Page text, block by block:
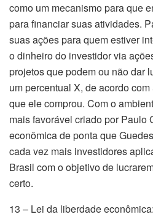
como um mecanismo para que
para financiar suas atividades.
suas ações para quem estiver
o dinheiro do investidor via
projetos que podem ou não dar
um percentual X, de acordo
que ele comprou. Com o
mais favorável criado por Paulo
econômica de ponta que
cada vez mais investidores
Brasil com o objetivo de
certo.
13 – Lei da liberdade